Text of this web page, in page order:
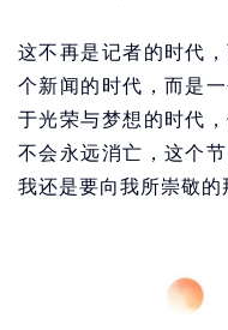
这不再是记者的时代
个新闻的时代，而是
于光荣与梦想的时代
不会永远消亡，这个
我还是要向我所崇敬的